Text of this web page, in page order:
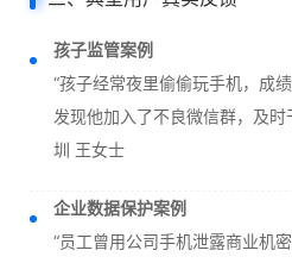
孩子监管案例
“孩子经常夜里偷偷玩手机，成
发现他加入了不良微信群，及
圳 王女士
企业数据保护案例
“员工曾用公司手机泄露商业机